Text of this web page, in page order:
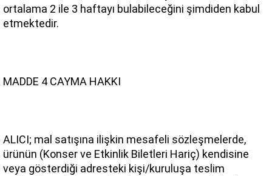
ortalama 2 ile 3 haftayı bulabileceğini şimdiden kabul
etmektedir.
MADDE 4 CAYMA HAKKI
ALICI; mal satışına ilişkin mesafeli sözleşmelerde,
ürünün (Konser ve Etkinlik Biletleri Hariç) kendisine
veya gösterdiği adresteki kişi/kuruluşa teslim